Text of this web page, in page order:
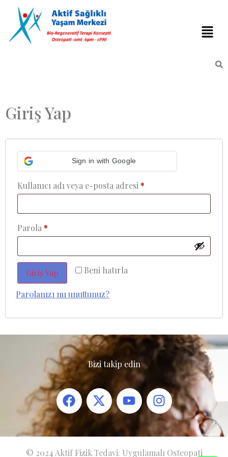
Giriş Yap
Sign in with Google
Kullanıcı adı veya e-posta adresi *
Parola *
Beni hatırla
Giriş Yap
Parolanızı mı unuttunuz?
Bizi takip edin
© 2024 Aktif Fizik Tedavi. Uygulamalı Osteopati